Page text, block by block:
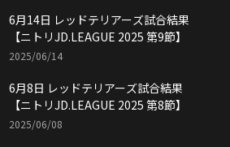
6月14日 レッドテリアーズ試合結果
【ニトリJD.LEAGUE 2025 第9節】
2025/06/14
6月8日 レッドテリアーズ試合結果
【ニトリJD.LEAGUE 2025 第8節】
2025/06/08